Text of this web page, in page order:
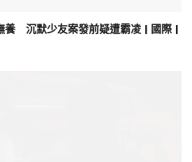
養 沉默少友案發前疑遭霸凌 | 國際 |